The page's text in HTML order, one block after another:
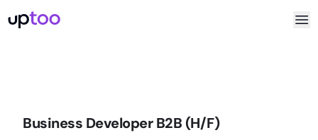
Business Developer B2B (H/F)